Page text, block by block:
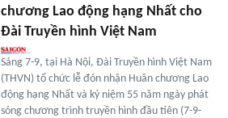
chương Lao động hạng Nhất cho
Đài Truyền hình Việt Nam
Sáng 7-9, tại Hà Nội, Đài Truyền hình Việt Nam
(THVN) tổ chức lễ đón nhận Huân chương Lao
động hạng Nhất và kỷ niệm 55 năm ngày phát
sóng chương trình truyền hình đầu tiên (7-9-